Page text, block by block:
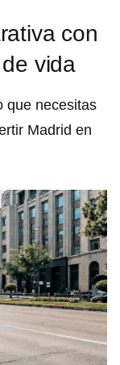
con
vida
que necesitas
Madrid en